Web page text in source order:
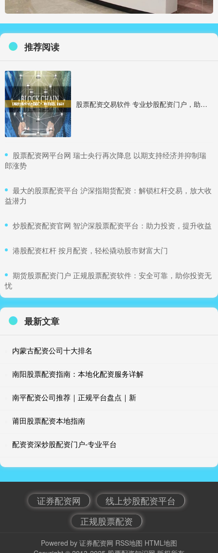
推荐阅读
股票配资交易软件 专业炒股配资门户，助你轻松配资，稳健获利
​股票配资网平台网 瑞士央行再次降息 以期支持经济并抑制瑞
郎涨势
​最大的股票配资平台 沪深指期货配资：解锁杠杆交易，放大收
益潜力
​炒股配资配资官网 智沪深股票配资平台：助力投资，提升收益
​港股配资杠杆 按月配资，轻松撬动股市财富大门
​期货股票配资门户 正规股票配资软件：安全可靠，助你投资无
忧
最新文章
内蒙古配资公司十大排名
南阳股票配资指南：本地化配资服务详解
南平配资公司推荐｜正规平台盘点｜新
莆田股票配资本地指南
配资资深炒股配资门户-专业平台
证券配资网
线上炒股配资平台
正规股票配资
Powered by 证券配资网 RSS地图 HTML地图